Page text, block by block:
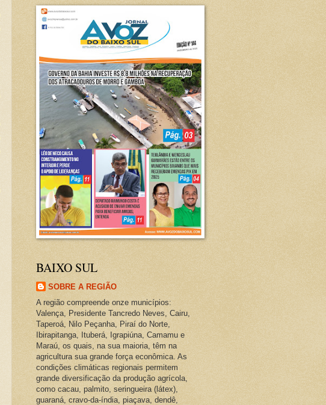
BAIXO SUL
SOBRE A REGIÃO
A região compreende onze municípios:
Valença, Presidente Tancredo Neves, Cairu,
Taperoá, Nilo Peçanha, Piraí do Norte,
Ibirapitanga, Ituberá, Igrapiúna, Camamu e
Maraú, os quais, na sua maioria, têm na
agricultura sua grande força econômica. As
condições climáticas regionais permitem
grande diversificação da produção agrícola,
como cacau, palmito, seringueira (látex),
guaraná, cravo-da-índia, piaçava, dendê,